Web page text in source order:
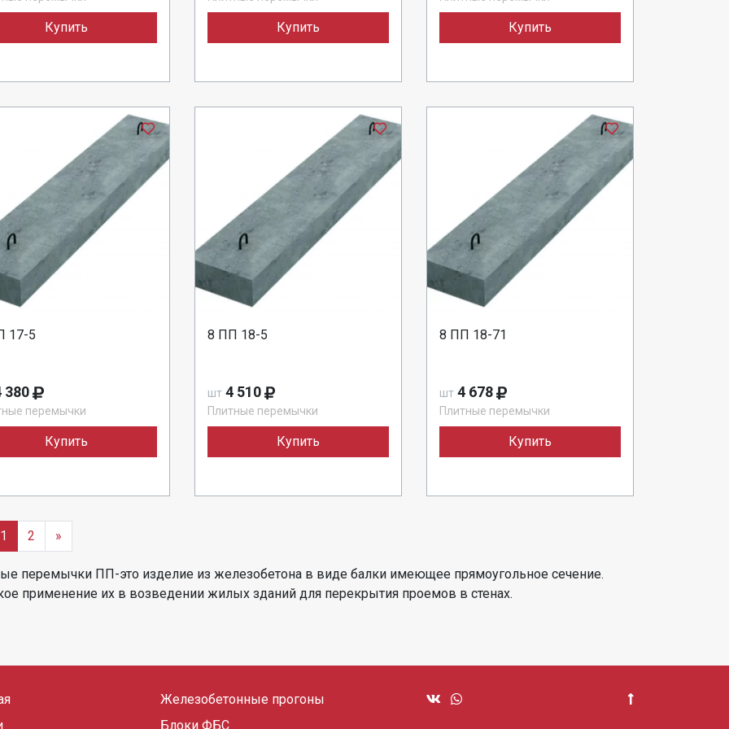
Купить Купить Купить
17-5
380
перемычки
Купить
8 ПП 18-5
шт4 510
Плитные перемычки
Купить
8 ПП 18-71
шт4 678
Плитные перемычки
Купить
1 2 »
перемычки ПП-это изделие из железобетона в виде балки имеющее прямоугольное сечение.
применение их в возведении жилых зданий для перекрытия проемов в стенах.
Железобетонные прогоны
Блоки ФБС